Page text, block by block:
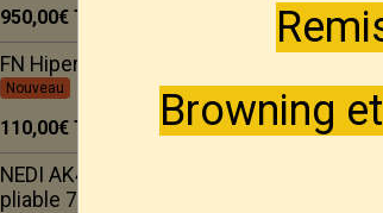
950,00€TTC
FN Hiper Hausse LPA
Nouveau
110,00€TTC
NEDI AK47S crosse
pliable 7.62x39
Browning